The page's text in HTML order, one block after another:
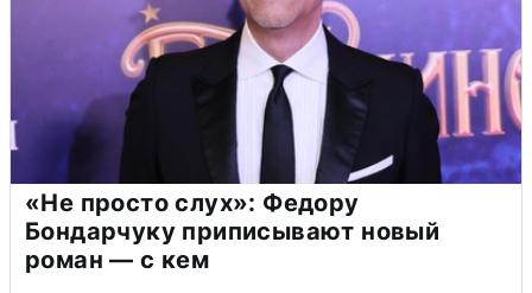
«Не просто слух»: Федору
Бондарчуку приписывают новый
роман — с кем